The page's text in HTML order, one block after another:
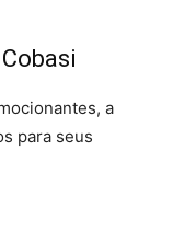
a
para seus